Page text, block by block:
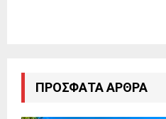
ΠΡΌΣΦΑΤΑ ΆΡΘΡΑ